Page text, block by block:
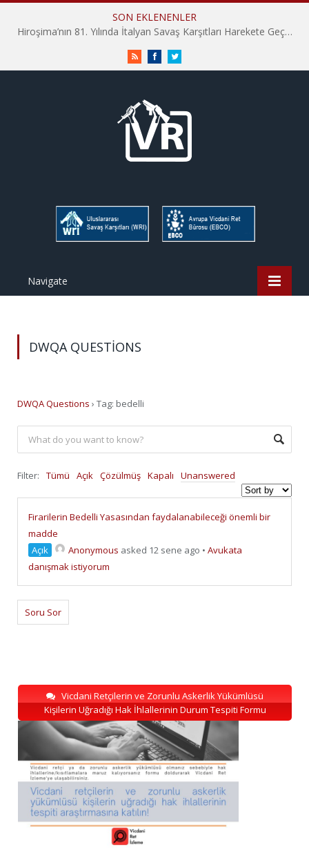
SON EKLENENLER
Hiroşima’nın 81. Yılında İtalyan Savaş Karşıtları Harekete Geçti: “Hatırlamak yeterli değil”
RSS FacebookTwitter
Navigate
DWQA QUESTIONS
DWQA Questions › Tag: bedelli
Filter: Tümü Açık Çözülmüş Kapalı Unanswered
Firarilerin Bedelli Yasasından faydalanabileceği önemli bir
madde
Açık
Anonymous asked 12 sene ago • Avukata
danışmak istiyorum
Soru Sor
Vicdani Retçilerin ve Zorunlu Askerlik Yükümlüsü
Kişilerin Uğradığı Hak İhlallerinin Durum Tespiti Formu